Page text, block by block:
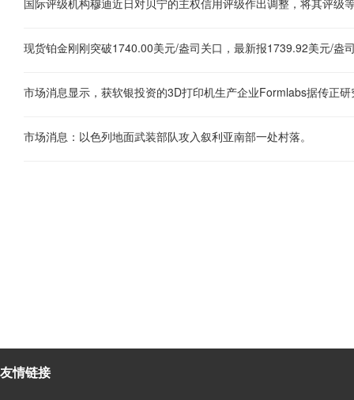
市场消息：以色列地面武装部队攻入叙利亚南部一处村落。
友情链接